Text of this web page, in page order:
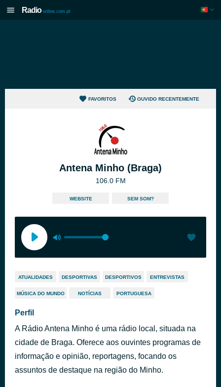
Radio online.com.pt
FAVORITOS OUVIDO RECENTEMENTE
Antena Minho (Braga)
106.0 FM
WEBSITE SEM SOM?
ATUALIDADES DESPORTIVAS DESPORTIVOS ENTREVISTAS
MÚSICA DO MUNDO NOTÍCIAS PORTUGUESA
Perfil
A Rádio Antena Minho é uma rádio local, situada na
cidade de Braga. Oferece aos ouvintes programas de
informação e opinião, reportagens, focando os
assuntos de destaque na região do Minho.